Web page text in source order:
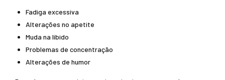
Fadiga excessiva
Alterações no apetite
Muda na libido
Problemas de concentração
Alterações de humor